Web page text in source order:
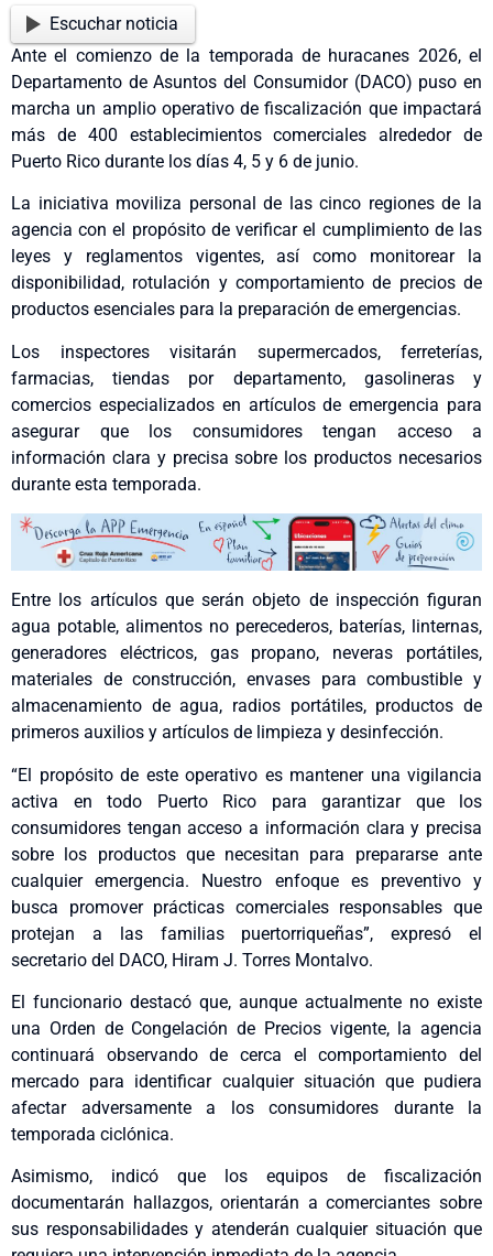
Escuchar noticia
Ante el comienzo de la temporada de huracanes 2026, el
Departamento de Asuntos del Consumidor (DACO) puso en
marcha un amplio operativo de fiscalización que impactará
más de 400 establecimientos comerciales alrededor de
Puerto Rico durante los días 4, 5 y 6 de junio.
La iniciativa moviliza personal de las cinco regiones de la
agencia con el propósito de verificar el cumplimiento de las
leyes y reglamentos vigentes, así como monitorear la
disponibilidad, rotulación y comportamiento de precios de
productos esenciales para la preparación de emergencias.
Los inspectores visitarán supermercados, ferreterías,
farmacias, tiendas por departamento, gasolineras y
comercios especializados en artículos de emergencia para
asegurar que los consumidores tengan acceso a
información clara y precisa sobre los productos necesarios
durante esta temporada.
Entre los artículos que serán objeto de inspección figuran
agua potable, alimentos no perecederos, baterías, linternas,
generadores eléctricos, gas propano, neveras portátiles,
materiales de construcción, envases para combustible y
almacenamiento de agua, radios portátiles, productos de
primeros auxilios y artículos de limpieza y desinfección.
“El propósito de este operativo es mantener una vigilancia
activa en todo Puerto Rico para garantizar que los
consumidores tengan acceso a información clara y precisa
sobre los productos que necesitan para prepararse ante
cualquier emergencia. Nuestro enfoque es preventivo y
busca promover prácticas comerciales responsables que
protejan a las familias puertorriqueñas”, expresó el
secretario del DACO, Hiram J. Torres Montalvo.
El funcionario destacó que, aunque actualmente no existe
una Orden de Congelación de Precios vigente, la agencia
continuará observando de cerca el comportamiento del
mercado para identificar cualquier situación que pudiera
afectar adversamente a los consumidores durante la
temporada ciclónica.
Asimismo, indicó que los equipos de fiscalización
documentarán hallazgos, orientarán a comerciantes sobre
sus responsabilidades y atenderán cualquier situación que